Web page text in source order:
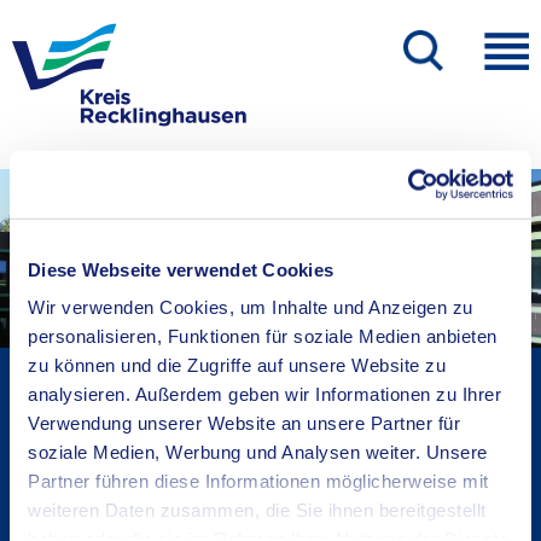
Diese Webseite verwendet Cookies
Wir verwenden Cookies, um Inhalte und Anzeigen zu
personalisieren, Funktionen für soziale Medien anbieten
zu können und die Zugriffe auf unsere Website zu
analysieren. Außerdem geben wir Informationen zu Ihrer
Verwendung unserer Website an unsere Partner für
soziale Medien, Werbung und Analysen weiter. Unsere
Partner führen diese Informationen möglicherweise mit
weiteren Daten zusammen, die Sie ihnen bereitgestellt
Kreisverwaltung A-Z
Bekanntmachungen
Ortsrecht
Karriere beim Kreis
Bürger-, Ideen- und Beschwerdecenter